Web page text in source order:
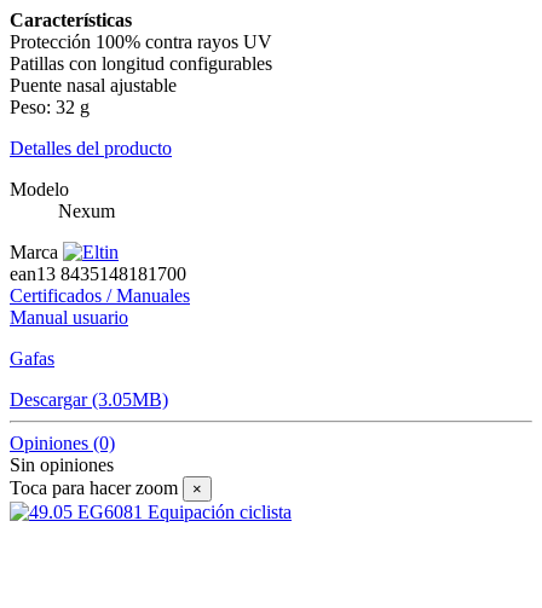
Características
Protección 100% contra rayos UV
Patillas con longitud configurables
Puente nasal ajustable
Peso: 32 g
Detalles del producto
Modelo
Nexum
Marca
ean13 8435148181700
Certificados / Manuales
Manual usuario
Gafas
Descargar (3.05MB)
Opiniones (0)
Sin opiniones
Toca para hacer zoom
×